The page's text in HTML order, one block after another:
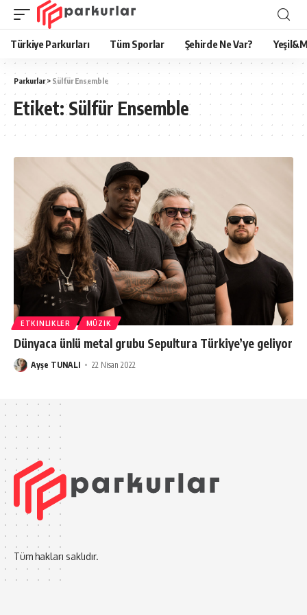
Türkiye Parkurları Tüm Sporlar Şehirde Ne Var?
Parkurlar> Sülfür Ensemble
Etiket:Sülfür Ensemble
ETKINLIKLER MÜZIK
Dünyaca ünlü metal grubu Sepultura Türkiye’ye geliyor
Ayşe TUNALI 22 Nisan 2022
Tüm hakları saklıdır.